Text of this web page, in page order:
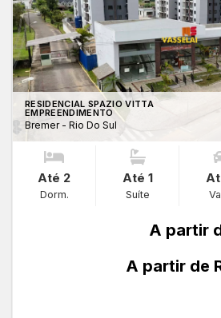
RESIDENCIAL SPAZIO VITTA
EMPREENDIMENTO
Bremer - Rio Do Sul
Até 2
Dorm.
Até 1
Suíte
A partir
A partir de